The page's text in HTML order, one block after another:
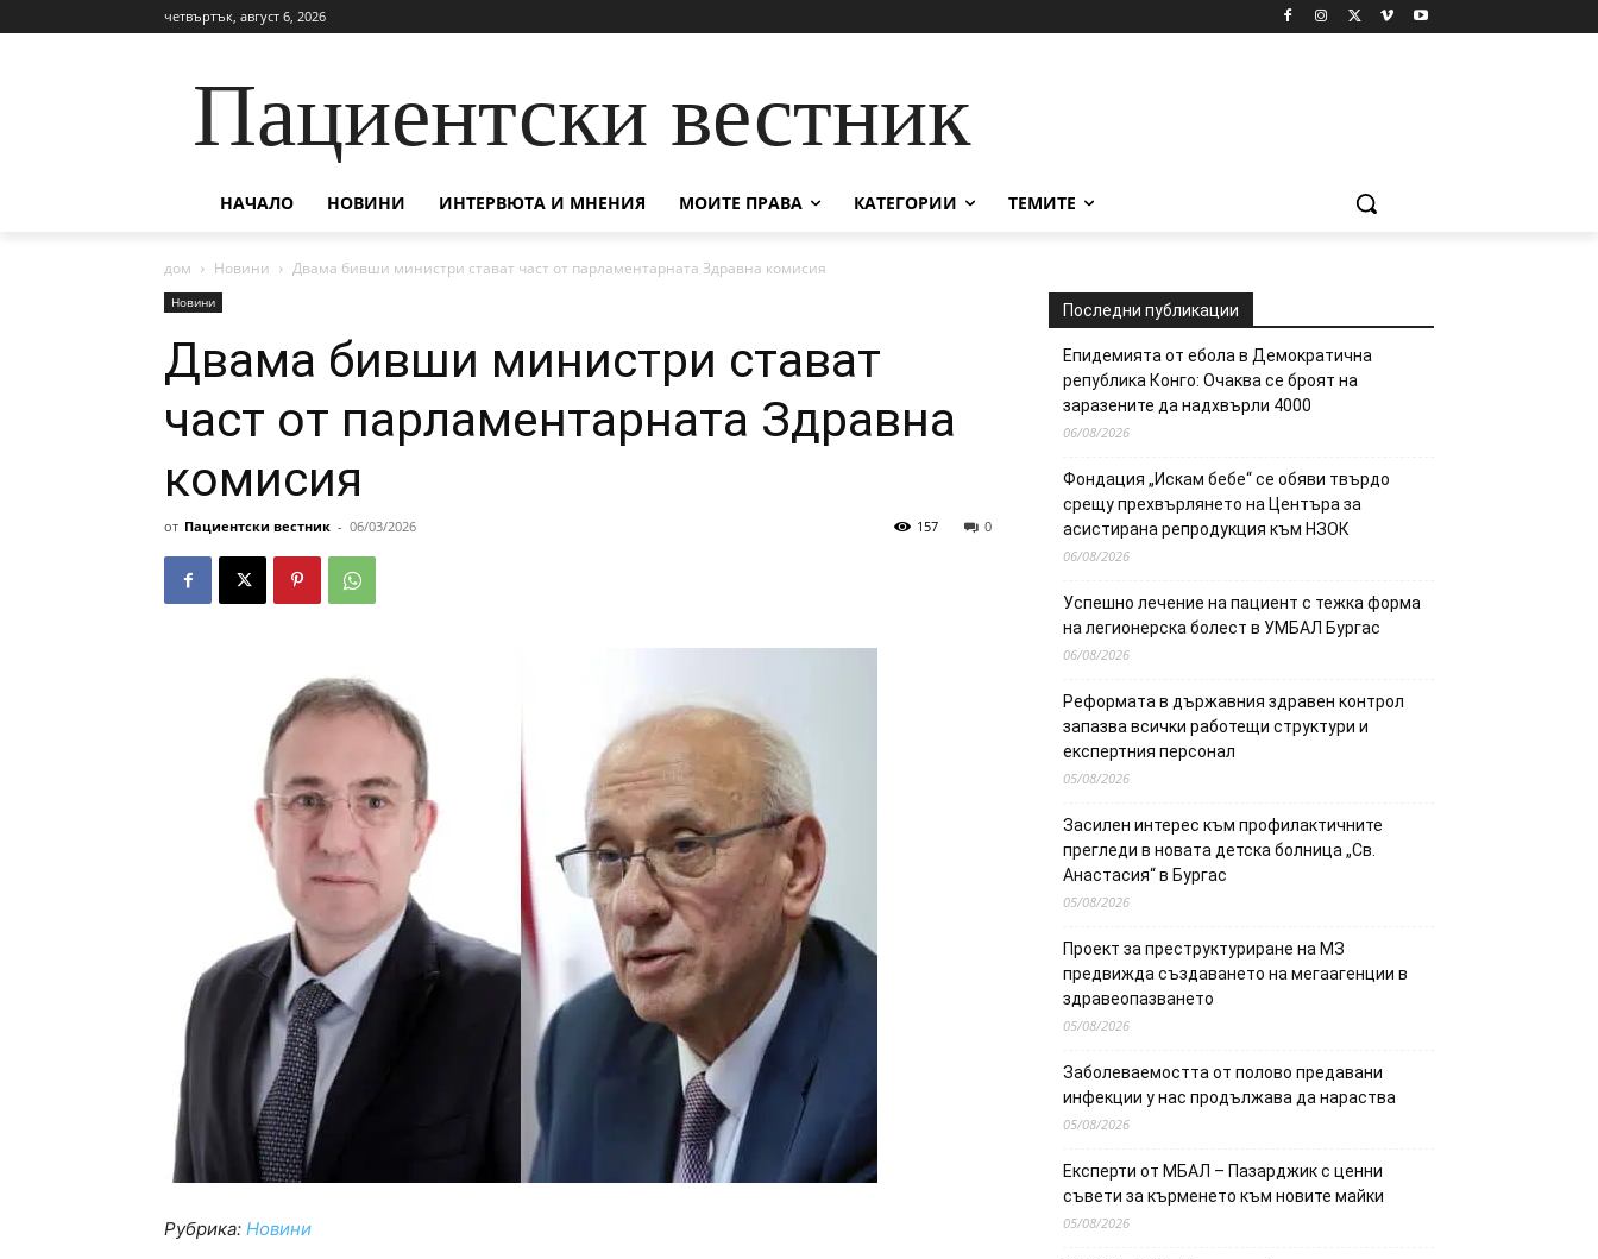
четвъртък, август 6, 2026
Пациентски вестник
НАЧАЛО НОВИНИ ИНТЕРВЮТА И МНЕНИЯ МОИТЕ ПРАВА КАТЕГОРИИ ТЕМИТЕ
дом Новини Двама бивши министри стават част от парламентарната Здравна комисия
Новини
Двама бивши министри стават
част от парламентарната Здравна
комисия
от Пациентски вестник - 06/03/2026 0
157
Рубрика: Новини
Последни публикации
Епидемията от ебола в Демократична
република Конго: Очаква се броят на
заразените да надхвърли 4000
06/08/2026
Фондация „Искам бебе“ се обяви твърдо
срещу прехвърлянето на Центъра за
асистирана репродукция към НЗОК
06/08/2026
Успешно лечение на пациент с тежка форма
на легионерска болест в УМБАЛ Бургас
06/08/2026
Реформата в държавния здравен контрол
запазва всички работещи структури и
експертния персонал
05/08/2026
Засилен интерес към профилактичните
прегледи в новата детска болница „Св.
Анастасия“ в Бургас
05/08/2026
Проект за преструктуриране на МЗ
предвижда създаването на мегаагенции в
здравеопазването
05/08/2026
Заболеваемостта от полово предавани
инфекции у нас продължава да нараства
05/08/2026
Експерти от МБАЛ – Пазарджик с ценни
съвети за кърменето към новите майки
05/08/2026